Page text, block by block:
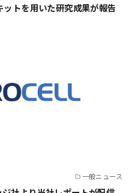
トを用いた研究成果が報告
一般ニュース